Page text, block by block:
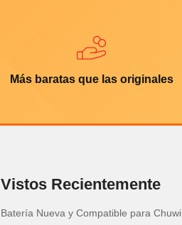
Más baratas que las originales
Vistos Recientemente
Batería Nueva y Compatible para Chuwi